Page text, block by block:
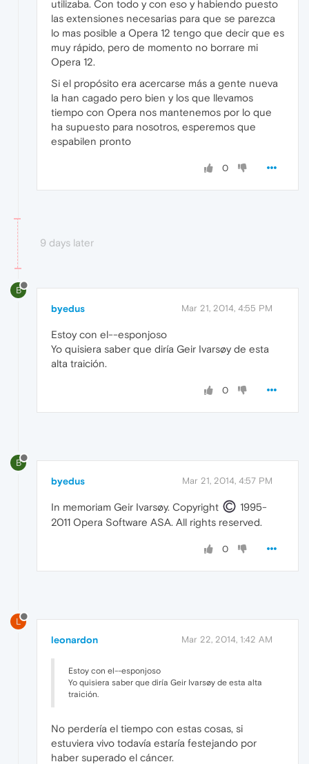
utilizaba. Con todo y con eso y habiendo puesto
las extensiones necesarias para que se parezca
lo mas posible a Opera 12 tengo que decir que es
muy rápido, pero de momento no borrare mi
Opera 12.
Si el propósito era acercarse más a gente nueva
la han cagado pero bien y los que llevamos
tiempo con Opera nos mantenemos por lo que
ha supuesto para nosotros, esperemos que
espabilen pronto
0
9 days later
B
byedus Mar 21, 2014, 4:55 PM
Estoy con el--esponjoso
Yo quisiera saber que diría Geir Ivarsøy de esta
alta traición.
0
B
byedus Mar 21, 2014, 4:57 PM
In memoriam Geir Ivarsøy. Copyright
1995-
2011 Opera Software ASA. All rights reserved.
0
L
leonardon Mar 22, 2014, 1:42 AM
Estoy con el--esponjoso
Yo quisiera saber que diría Geir Ivarsøy de esta alta
traición.
No perdería el tiempo con estas cosas, si
estuviera vivo todavía estaría festejando por
haber superado el cáncer.